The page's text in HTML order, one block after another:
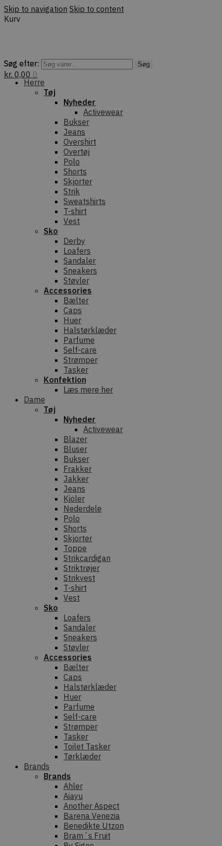
Skip to navigation Skip to content
Kurv
Søg efter: Søg
kr. 0,00 0
Søg efter: Søg
Herre
Tøj
Nyheder
Activewear
Bukser
Jeans
Overshirt
Overtøj
Polo
Shorts
Skjorter
Strik
Sweatshirts
T-shirt
Vest
Sko
Derby
Loafers
Sandaler
Sneakers
Støvler
Accessories
Bælter
Caps
Huer
Halstørklæder
Parfume
Self-care
Strømper
Tasker
Konfektion
Læs mere her
Dame
Tøj
Nyheder
Activewear
Blazer
Bluser
Bukser
Frakker
Jakker
Jeans
Kjoler
Nederdele
Polo
Shorts
Skjorter
Toppe
Strikcardigan
Striktrøjer
Strikvest
T-shirt
Vest
Sko
Loafers
Sandaler
Sneakers
Støvler
Accessories
Bælter
Caps
Halstørklæder
Huer
Parfume
Self-care
Strømper
Tasker
Toilet Tasker
Tørklæder
Brands
Brands
Ahler
Aiayu
Another Aspect
Barena Venezia
Benedikte Utzon
Bram´s Fruit